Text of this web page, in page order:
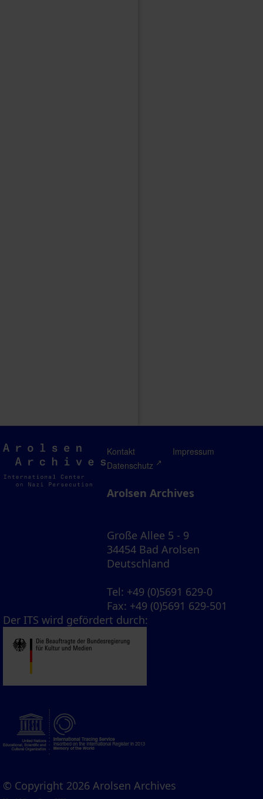
Arolsen
Archives
Kontakt
Impressum
Datenschutz
Arolsen Archives
Große Allee 5 - 9
34454 Bad Arolsen
Deutschland
Tel: +49 (0)5691 629-0
Fax: +49 (0)5691 629-501
Der ITS wird gefördert durch:
© Copyright 2026 Arolsen Archives